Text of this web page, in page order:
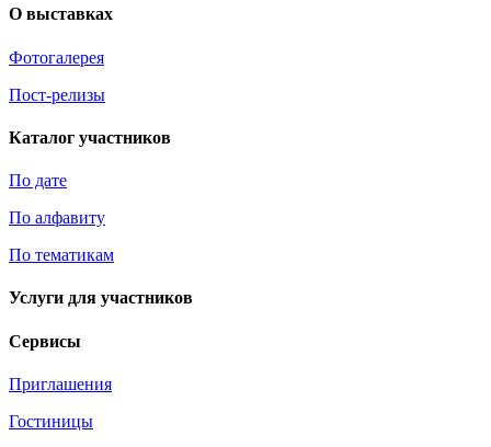
О выставках
Фотогалерея
Пост-релизы
Каталог участников
По дате
По алфавиту
По тематикам
Услуги для участников
Сервисы
Приглашения
Гостиницы